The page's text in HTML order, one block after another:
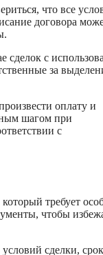
что все
договора
сделок с
за
оплату и
шагом при
с
требует
чтобы
сделки,